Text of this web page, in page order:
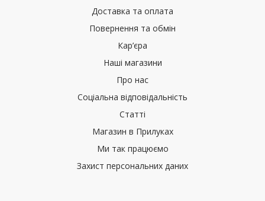
Доставка та оплата
Повернення та обмін
Кар’єра
Наші магазини
Про нас
Соціальна відповідальність
Статті
Магазин в Прилуках
Ми так працюємо
Захист персональних даних